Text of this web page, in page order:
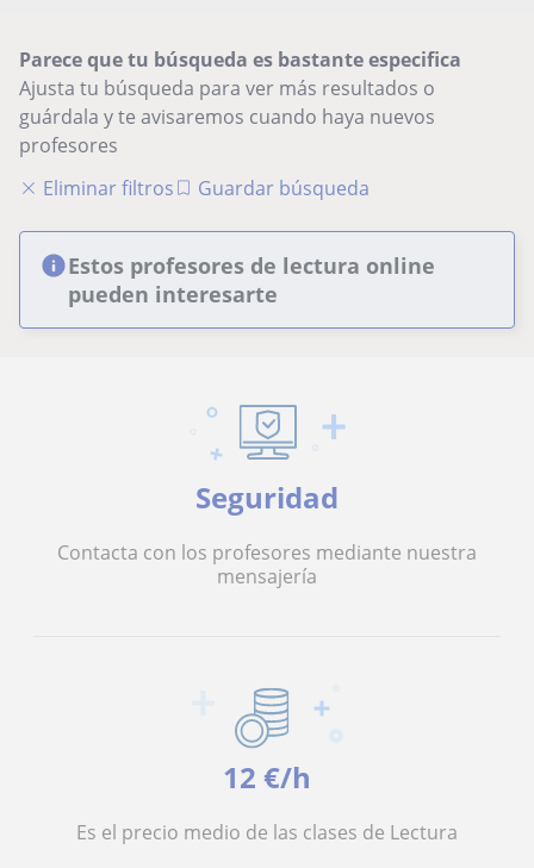
Parece que tu búsqueda es bastante especifica
Ajusta tu búsqueda para ver más resultados o
guárdala y te avisaremos cuando haya nuevos
profesores
Eliminar filtros
Guardar búsqueda
Estos profesores de lectura online
pueden interesarte
Seguridad
Contacta con los profesores mediante nuestra
mensajería
12 €/h
Es el precio medio de las clases de Lectura